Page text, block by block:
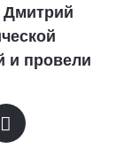
Дмитрий
и провели